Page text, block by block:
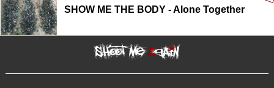
SHOW ME THE BODY - Alone Together